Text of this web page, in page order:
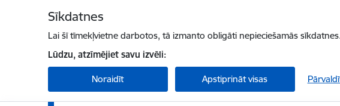
Sīkdatnes
Lai šī tīmekļvietne darbotos, tā izmanto obligāti nepieciešamās
Lūdzu, atzīmējiet savu izvēli:
Noraidīt Apstiprināt visas